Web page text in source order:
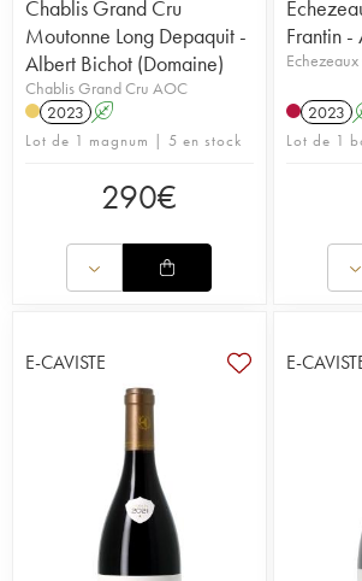
Chablis Grand Cru
Moutonne Long Depaquit -
Albert Bichot (Domaine)
Chablis Grand Cru AOC
2023 A
Lot de 1 magnum | 5 en stock
290€
Frantin -
2023
Lot de 1
E-CAVISTE E-